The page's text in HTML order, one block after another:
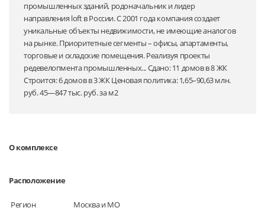
промышленных зданий, родоначальник и лидер
направления loft в России. С 2001 года компания создает
уникальные объекты недвижимости, не имеющие аналогов
на рынке. Приоритетные сегменты – офисы, апартаменты,
торговые и складские помещения. Реализуя проекты
редевелопмента промышленных... Сдано: 11 домов в 8 ЖК
Строится: 6 домов в 3 ЖК Ценовая политика: 1,65–90,63 млн.
руб. 45—847 тыс. руб. за м2
О комплексе
Расположение
Регион
Москва и МО